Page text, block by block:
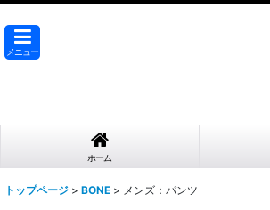
メニュー
ホーム
トップページ > BONE > メンズ：パンツ